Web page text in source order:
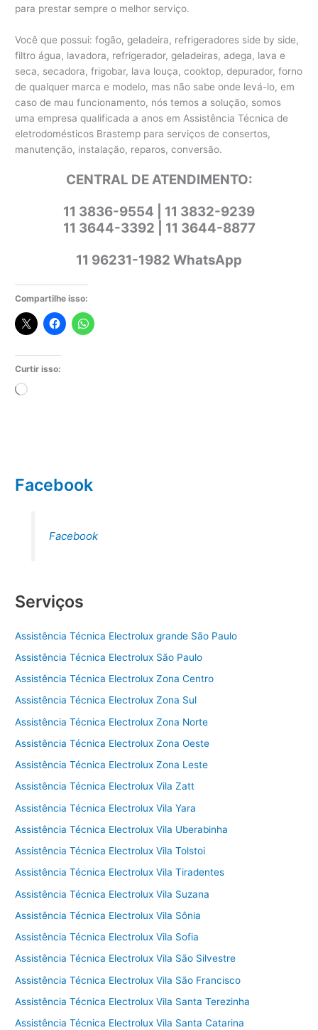
para prestar sempre o melhor serviço.
Você que possui: fogão, geladeira, refrigeradores side by side,
filtro água, lavadora, refrigerador, geladeiras, adega, lava e
seca, secadora, frigobar, lava louça, cooktop, depurador, forno
de qualquer marca e modelo, mas não sabe onde levá-lo, em
caso de mau funcionamento, nós temos a solução, somos
uma empresa qualificada a anos em Assistência Técnica de
eletrodomésticos Brastemp para serviços de consertos,
manutenção, instalação, reparos, conversão.
CENTRAL DE ATENDIMENTO:
11 3836-9554 | 11 3832-9239
11 3644-3392 | 11 3644-8877
11 96231-1982 WhatsApp
Compartilhe isso:
Curtir isso:
Carregando...
Facebook
Facebook
Serviços
Assistência Técnica Electrolux grande São Paulo
Assistência Técnica Electrolux São Paulo
Assistência Técnica Electrolux Zona Centro
Assistência Técnica Electrolux Zona Sul
Assistência Técnica Electrolux Zona Norte
Assistência Técnica Electrolux Zona Oeste
Assistência Técnica Electrolux Zona Leste
Assistência Técnica Electrolux Vila Zatt
Assistência Técnica Electrolux Vila Yara
Assistência Técnica Electrolux Vila Uberabinha
Assistência Técnica Electrolux Vila Tolstoi
Assistência Técnica Electrolux Vila Tiradentes
Assistência Técnica Electrolux Vila Suzana
Assistência Técnica Electrolux Vila Sônia
Assistência Técnica Electrolux Vila Sofia
Assistência Técnica Electrolux Vila São Silvestre
Assistência Técnica Electrolux Vila São Francisco
Assistência Técnica Electrolux Vila Santa Terezinha
Assistência Técnica Electrolux Vila Santa Catarina